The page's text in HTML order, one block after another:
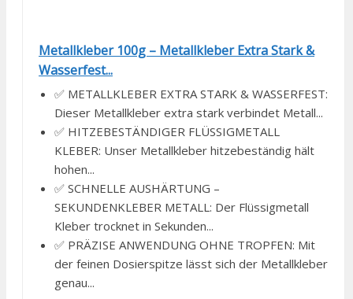
Metallkleber 100g – Metallkleber Extra Stark &
Wasserfest...
✅ METALLKLEBER EXTRA STARK & WASSERFEST:
Dieser Metallkleber extra stark verbindet Metall...
✅ HITZEBESTÄNDIGER FLÜSSIGMETALL
KLEBER: Unser Metallkleber hitzebeständig hält
hohen...
✅ SCHNELLE AUSHÄRTUNG –
SEKUNDENKLEBER METALL: Der Flüssigmetall
Kleber trocknet in Sekunden...
✅ PRÄZISE ANWENDUNG OHNE TROPFEN: Mit
der feinen Dosierspitze lässt sich der Metallkleber
genau...